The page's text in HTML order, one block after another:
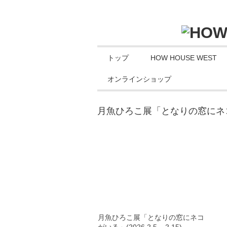
トップ HOW HOUSE WEST
オンラインショップ
月魚ひろこ展「となりの窓にネ
月魚ひろこ展「となりの窓にネコ